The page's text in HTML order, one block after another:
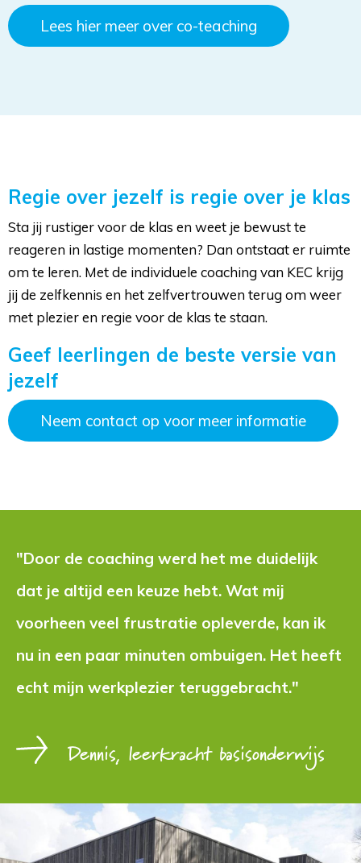
Lees hier meer over co-teaching
Regie over jezelf is regie over je klas
Sta jij rustiger voor de klas en weet je bewust te
reageren in lastige momenten? Dan ontstaat er ruimte
om te leren. Met de individuele coaching van KEC krijg
jij de zelfkennis en het zelfvertrouwen terug om weer
met plezier en regie voor de klas te staan.
Geef leerlingen de beste versie van
jezelf
Neem contact op voor meer informatie
"Door de coaching werd het me duidelijk
dat je altijd een keuze hebt. Wat mij
voorheen veel frustratie opleverde, kan ik
nu in een paar minuten ombuigen. Het heeft
echt mijn werkplezier teruggebracht."
Dennis, leerkracht basisonderwijs